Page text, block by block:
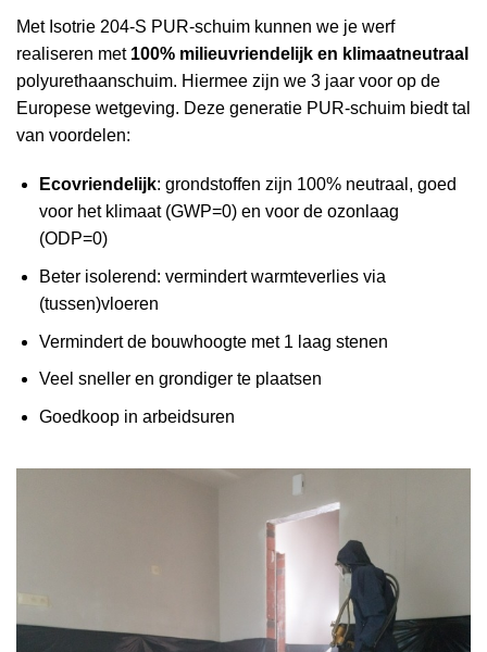
Met Isotrie 204-S PUR-schuim kunnen we je werf
realiseren met 100% milieuvriendelijk en klimaatneutraal
polyurethaanschuim. Hiermee zijn we 3 jaar voor op de
Europese wetgeving. Deze generatie PUR-schuim biedt tal
van voordelen:
Ecovriendelijk: grondstoffen zijn 100% neutraal, goed
voor het klimaat (GWP=0) en voor de ozonlaag
(ODP=0)
Beter isolerend: vermindert warmteverlies via
(tussen)vloeren
Vermindert de bouwhoogte met 1 laag stenen
Veel sneller en grondiger te plaatsen
Goedkoop in arbeidsuren